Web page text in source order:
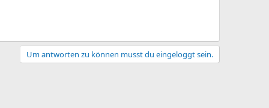
Um antworten zu können musst du eingeloggt sein.